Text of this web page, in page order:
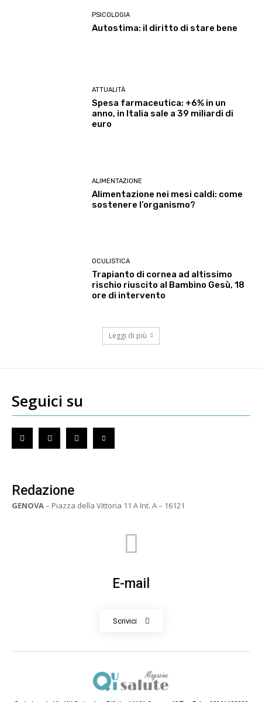
PSICOLOGIA
Autostima: il diritto di stare bene
ATTUALITÀ
Spesa farmaceutica: +6% in un
anno, in Italia sale a 39 miliardi di
euro
ALIMENTAZIONE
Alimentazione nei mesi caldi: come
sostenere l’organismo?
OCULISTICA
Trapianto di cornea ad altissimo
rischio riuscito al Bambino Gesù, 18
ore di intervento
Leggi di più
Seguici su
Redazione
GENOVA– Piazza della Vittoria 11 A Int. A – 16121
E-mail
Scrivici